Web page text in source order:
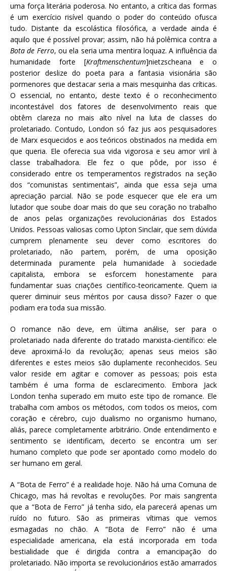
uma força literária poderosa. No entanto, a crítica das formas
é um exercício risível quando o poder do conteúdo ofusca
tudo. Distante da escolástica filosófica, a verdade ainda é
aquilo que é possível provar; assim, não há polêmica contra a
Bota de Ferro, ou ela seria uma mentira loquaz. A influência da
humanidade forte [Kraftmenschentum]nietzscheana e o
posterior deslize do poeta para a fantasia visionária são
pormenores que destacar seria a mais mesquinha das críticas.
O essencial, no entanto, deste texto é o reconhecimento
incontestável dos fatores de desenvolvimento reais que
obtêm clareza no mais alto nível na luta de classes do
proletariado. Contudo, London só faz jus aos pesquisadores
de Marx esquecidos e aos teóricos obstinados na medida em
que queria. Ele oferecia sua vida vigorosa e seu amor viril à
classe trabalhadora. Ele fez o que pôde, por isso é
considerado entre os temperamentos registrados na seção
dos “comunistas sentimentais”, ainda que essa seja uma
apreciação parcial. Não se pode esquecer que ele era um
lutador que soube doar mais do que seu coração no trabalho
de anos pelas organizações revolucionárias dos Estados
Unidos. Pessoas valiosas como Upton Sinclair, que sem dúvida
cumprem plenamente seu dever como escritores do
proletariado, não partem, porém, de uma oposição
determinada puramente pela humanidade à sociedade
capitalista, embora se esforcem honestamente para
fundamentar suas criações científico-teoricamente. Quem ia
querer diminuir seus méritos por causa disso? Fazer o que
podiam era toda sua missão.
O romance não deve, em última análise, ser para o
proletariado nada diferente do tratado marxista-científico: ele
deve aproximá-lo da revolução; apenas seus meios são
diferentes e estes meios são duplamente reconhecidos. Seu
valor reside em agitar e comover as pessoas; pois esta
também é uma forma de esclarecimento. Embora Jack
London tenha superado em muito este tipo de romance. Ele
trabalha com ambos os métodos, com todos os meios, com
coração e cérebro, cujo dualismo no organismo humano,
aliás, parece completamente arbitrário. Onde entendimento e
sentimento se identificam, decerto se encontra um ser
humano completo que pode ser apontado como modelo do
ser humano em geral.
A “Bota de Ferro” é a realidade hoje. Não há uma Comuna de
Chicago, mas há revoltas e revoluções. Por mais sangrenta
que a “Bota de Ferro” já tenha sido, ela parecerá apenas um
ruído no futuro. São as primeiras vítimas que vemos
esmagadas no chão. A “Bota de Ferro” não é uma
especialidade americana, ela está incorporada em toda
bestialidade que é dirigida contra a emancipação do
proletariado. Não importa se revolucionários estão amarrados